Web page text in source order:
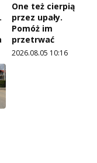
One też cierpią
przez upały.
Pomóż im
przetrwać
2026.08.05 10:16